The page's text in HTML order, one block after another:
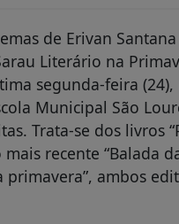
de Erivan Santana
Literário na
segunda-feira (24),
Municipal São
Trata-se dos livros
recente “Balada
primavera”, ambos